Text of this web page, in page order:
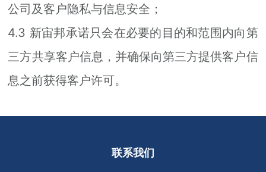
公司及客户隐私与信息安全；
4.3 新宙邦承诺只会在必要的目的和范围内向第
三方共享客户信息，并确保向第三方提供客户信
息之前获得客户许可。
联系我们